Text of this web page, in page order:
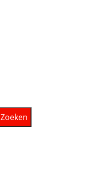
Zoeken